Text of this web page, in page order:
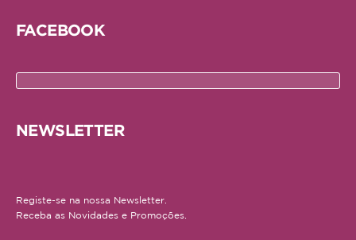
FACEBOOK
NEWSLETTER
Registe-se na nossa Newsletter.
Receba as Novidades e Promoções.